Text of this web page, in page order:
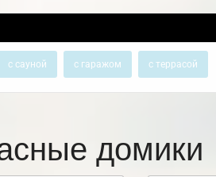
с сауной с гаражом с террасой
домики